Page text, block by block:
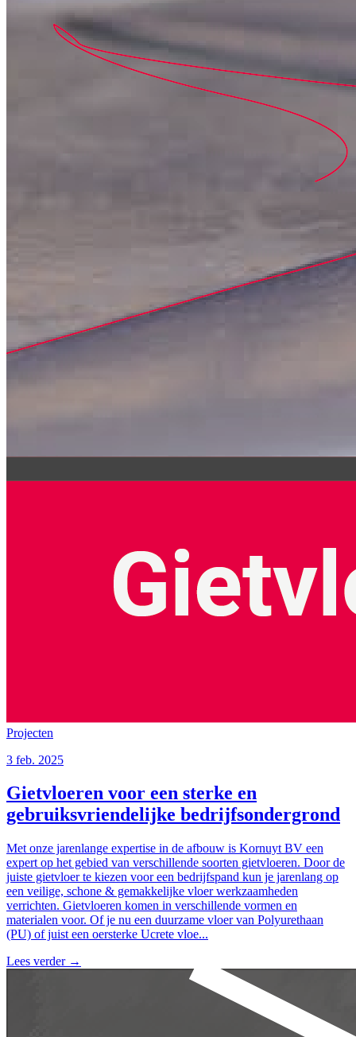
Projecten
3 feb. 2025
Gietvloeren voor een sterke en
gebruiksvriendelijke bedrijfsondergrond
Met onze jarenlange expertise in de afbouw is Kornuyt BV een
expert op het gebied van verschillende soorten gietvloeren. Door de
juiste gietvloer te kiezen voor een bedrijfspand kun je jarenlang op
een veilige, schone & gemakkelijke vloer werkzaamheden
verrichten. Gietvloeren komen in verschillende vormen en
materialen voor. Of je nu een duurzame vloer van Polyurethaan
(PU) of juist een oersterke Ucrete vloe...
Lees verder →